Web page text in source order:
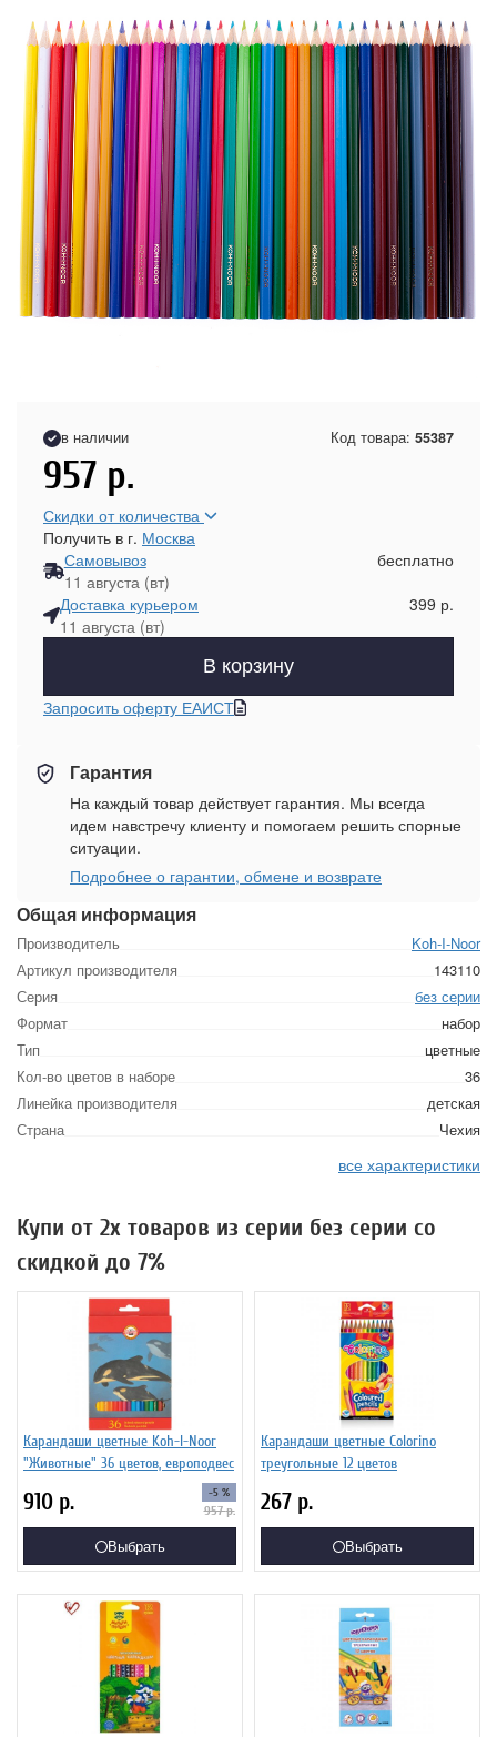
Общая информация
Производитель
Koh-I-Noor
Артикул производителя
143110
Серия
без серии
Формат
набор
Тип
цветные
Кол-во цветов в наборе
36
Линейка производителя
детская
Страна
Чехия
все характеристики
в наличии Код товара: 55387
957 р.
Скидки от количества
Получить в г. Москва
Самовывоз
11 августа (вт)
бесплатно
Доставка курьером
11 августа (вт)
399 р.
В корзину
Запросить оферту ЕАИСТ
Гарантия
На каждый товар действует гарантия. Мы всегда
идем навстречу клиенту и помогаем решить спорные
ситуации.
Подробнее о гарантии, обмене и возврате
Купи от 2х товаров из серии без серии со
скидкой до 7%
Карандаши цветные Koh-I-Noor
"Животные" 36 цветов, европодвес
910 р. -5 %
957р.
Выбрать
Карандаши цветные Colorino
треугольные 12 цветов
267 р.
Выбрать